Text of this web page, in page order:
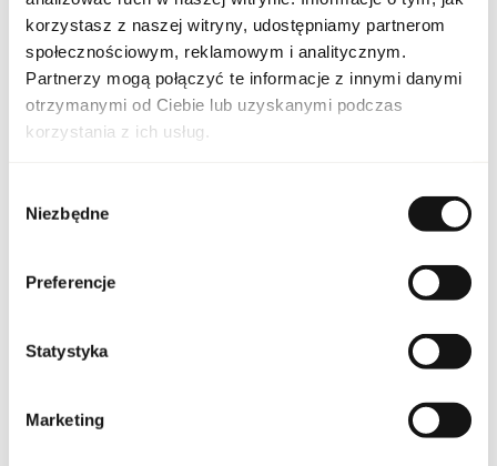
korzystasz z naszej witryny, udostępniamy partnerom
społecznościowym, reklamowym i analitycznym.
Partnerzy mogą połączyć te informacje z innymi danymi
otrzymanymi od Ciebie lub uzyskanymi podczas
korzystania z ich usług.
zgody
Niezbędne
Preferencje
Statystyka
Marketing
Linia Tres Nuit
Kraj pochodzenia Bahrajn
Kod CN
Produkt łatwopalny.
Przechowywać poza
Wyłącznie do użytku